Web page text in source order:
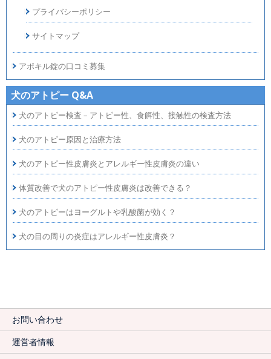
プライバシーポリシー
サイトマップ
アポキル錠の口コミ募集
犬のアトピー Q&A
犬のアトピー検査 – アトピー性、食餌性、接触性の検査方法
犬のアトピー原因と治療方法
犬のアトピー性皮膚炎とアレルギー性皮膚炎の違い
体質改善で犬のアトピー性皮膚炎は改善できる？
犬のアトピーはヨーグルトや乳酸菌が効く？
犬の目の周りの炎症はアレルギー性皮膚炎？
お問い合わせ
運営者情報